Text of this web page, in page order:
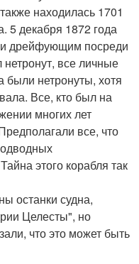
находилась 1701
5 декабря 1872 года
дрейфующим посреди
нетронут, все личные
были нетронуты, хотя
Все, кто был на
многих лет
все, что
этого корабля так
останки судна,
Целесты", но
что это может быть